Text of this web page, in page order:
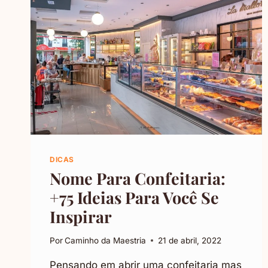
DICAS
Nome Para Confeitaria:
+75 Ideias Para Você Se
Inspirar
PorCaminho da Maestria 21 de abril, 2022
Pensando em abrir uma confeitaria mas